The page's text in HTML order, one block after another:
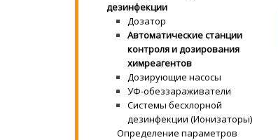
дезинфекции
Дозатор
Автоматические станции
контроля и дозирования
химреагентов
Дозирующие насосы
УФ-обеззараживатели
Системы бесхлорной
дезинфекции (Ионизаторы)
Определение параметров